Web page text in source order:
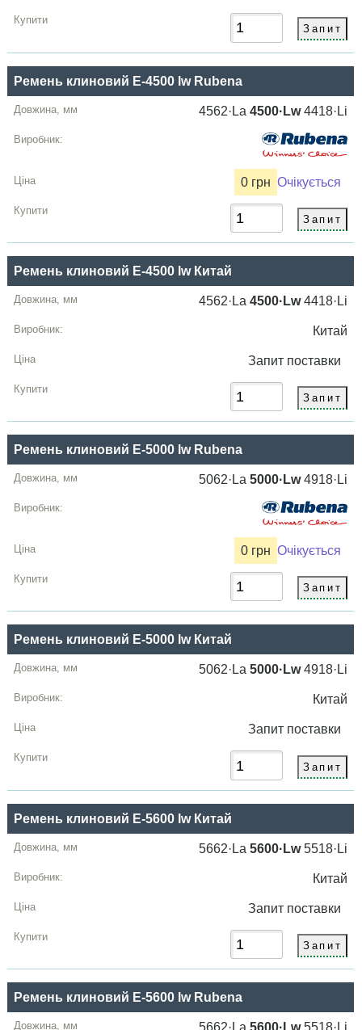
Ремень клиновий E-4500 lw Rubena
4562·La4500·Lw4418·Li
0 грн Очікується
Ремень клиновий E-4500 lw Китай
4562·La4500·Lw4418·Li
Китай
Запит поставки
Ремень клиновий E-5000 lw Rubena
5062·La5000·Lw4918·Li
0 грн Очікується
Ремень клиновий E-5000 lw Китай
5062·La5000·Lw4918·Li
Китай
Запит поставки
Ремень клиновий E-5600 lw Китай
5662·La5600·Lw5518·Li
Китай
Запит поставки
Ремень клиновий E-5600 lw Rubena
5662·La5600·Lw5518·Li